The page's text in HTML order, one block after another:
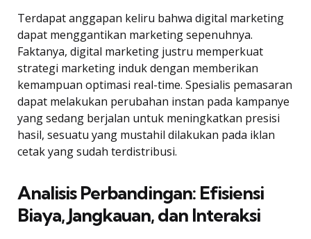
Terdapat anggapan keliru bahwa digital marketing
dapat menggantikan marketing sepenuhnya.
Faktanya, digital marketing justru memperkuat
strategi marketing induk dengan memberikan
kemampuan optimasi real-time. Spesialis pemasaran
dapat melakukan perubahan instan pada kampanye
yang sedang berjalan untuk meningkatkan presisi
hasil, sesuatu yang mustahil dilakukan pada iklan
cetak yang sudah terdistribusi.
Analisis Perbandingan: Efisiensi
Biaya, Jangkauan, dan Interaksi